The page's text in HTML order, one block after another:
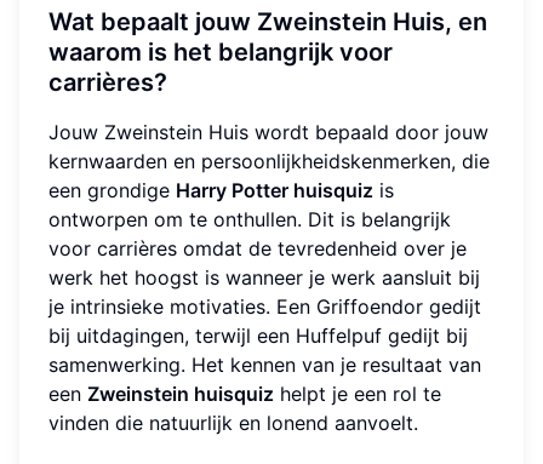
Wat bepaalt jouw Zweinstein Huis, en
waarom is het belangrijk voor
carrières?
Jouw Zweinstein Huis wordt bepaald door jouw
kernwaarden en persoonlijkheidskenmerken, die
een grondige Harry Potter huisquiz is
ontworpen om te onthullen. Dit is belangrijk
voor carrières omdat de tevredenheid over je
werk het hoogst is wanneer je werk aansluit bij
je intrinsieke motivaties. Een Griffoendor gedijt
bij uitdagingen, terwijl een Huffelpuf gedijt bij
samenwerking. Het kennen van je resultaat van
een Zweinstein huisquiz helpt je een rol te
vinden die natuurlijk en lonend aanvoelt.